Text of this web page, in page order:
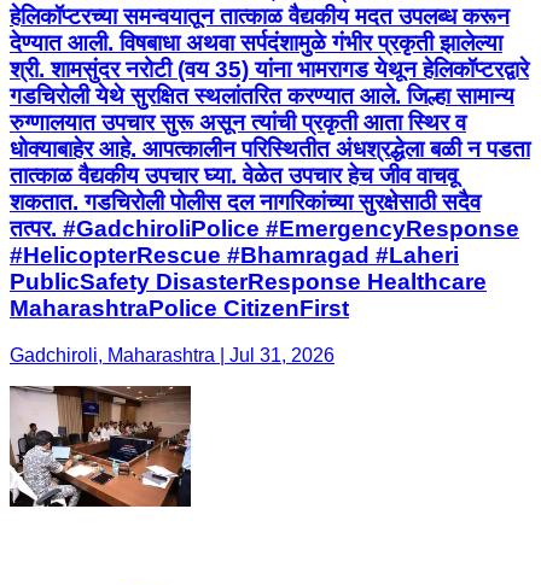
हेलिकॉप्टरच्या समन्वयातून तात्काळ वैद्यकीय मदत उपलब्ध करून
देण्यात आली. विषबाधा अथवा सर्पदंशामुळे गंभीर प्रकृती झालेल्या
श्री. शामसुंदर नरोटी (वय 35) यांना भामरागड येथून हेलिकॉप्टरद्वारे
गडचिरोली येथे सुरक्षित स्थलांतरित करण्यात आले. जिल्हा सामान्य
रुग्णालयात उपचार सुरू असून त्यांची प्रकृती आता स्थिर व
धोक्याबाहेर आहे. आपत्कालीन परिस्थितीत अंधश्रद्धेला बळी न पडता
तात्काळ वैद्यकीय उपचार घ्या. वेळेत उपचार हेच जीव वाचवू
शकतात. गडचिरोली पोलीस दल नागरिकांच्या सुरक्षेसाठी सदैव
तत्पर. #GadchiroliPolice #EmergencyResponse
#HelicopterRescue #Bhamragad #Laheri
PublicSafety DisasterResponse Healthcare
MaharashtraPolice CitizenFirst
Gadchiroli, Maharashtra | Jul 31, 2026